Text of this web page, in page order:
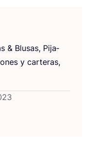
& Blu­sas, Pija­
y car­te­ras,